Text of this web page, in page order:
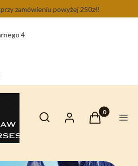
zamówieniu powyżej 250zł!
4
Otwórz wyszukiwarkę
Szukaj Zaloguj sięProdukty w
Koszyk